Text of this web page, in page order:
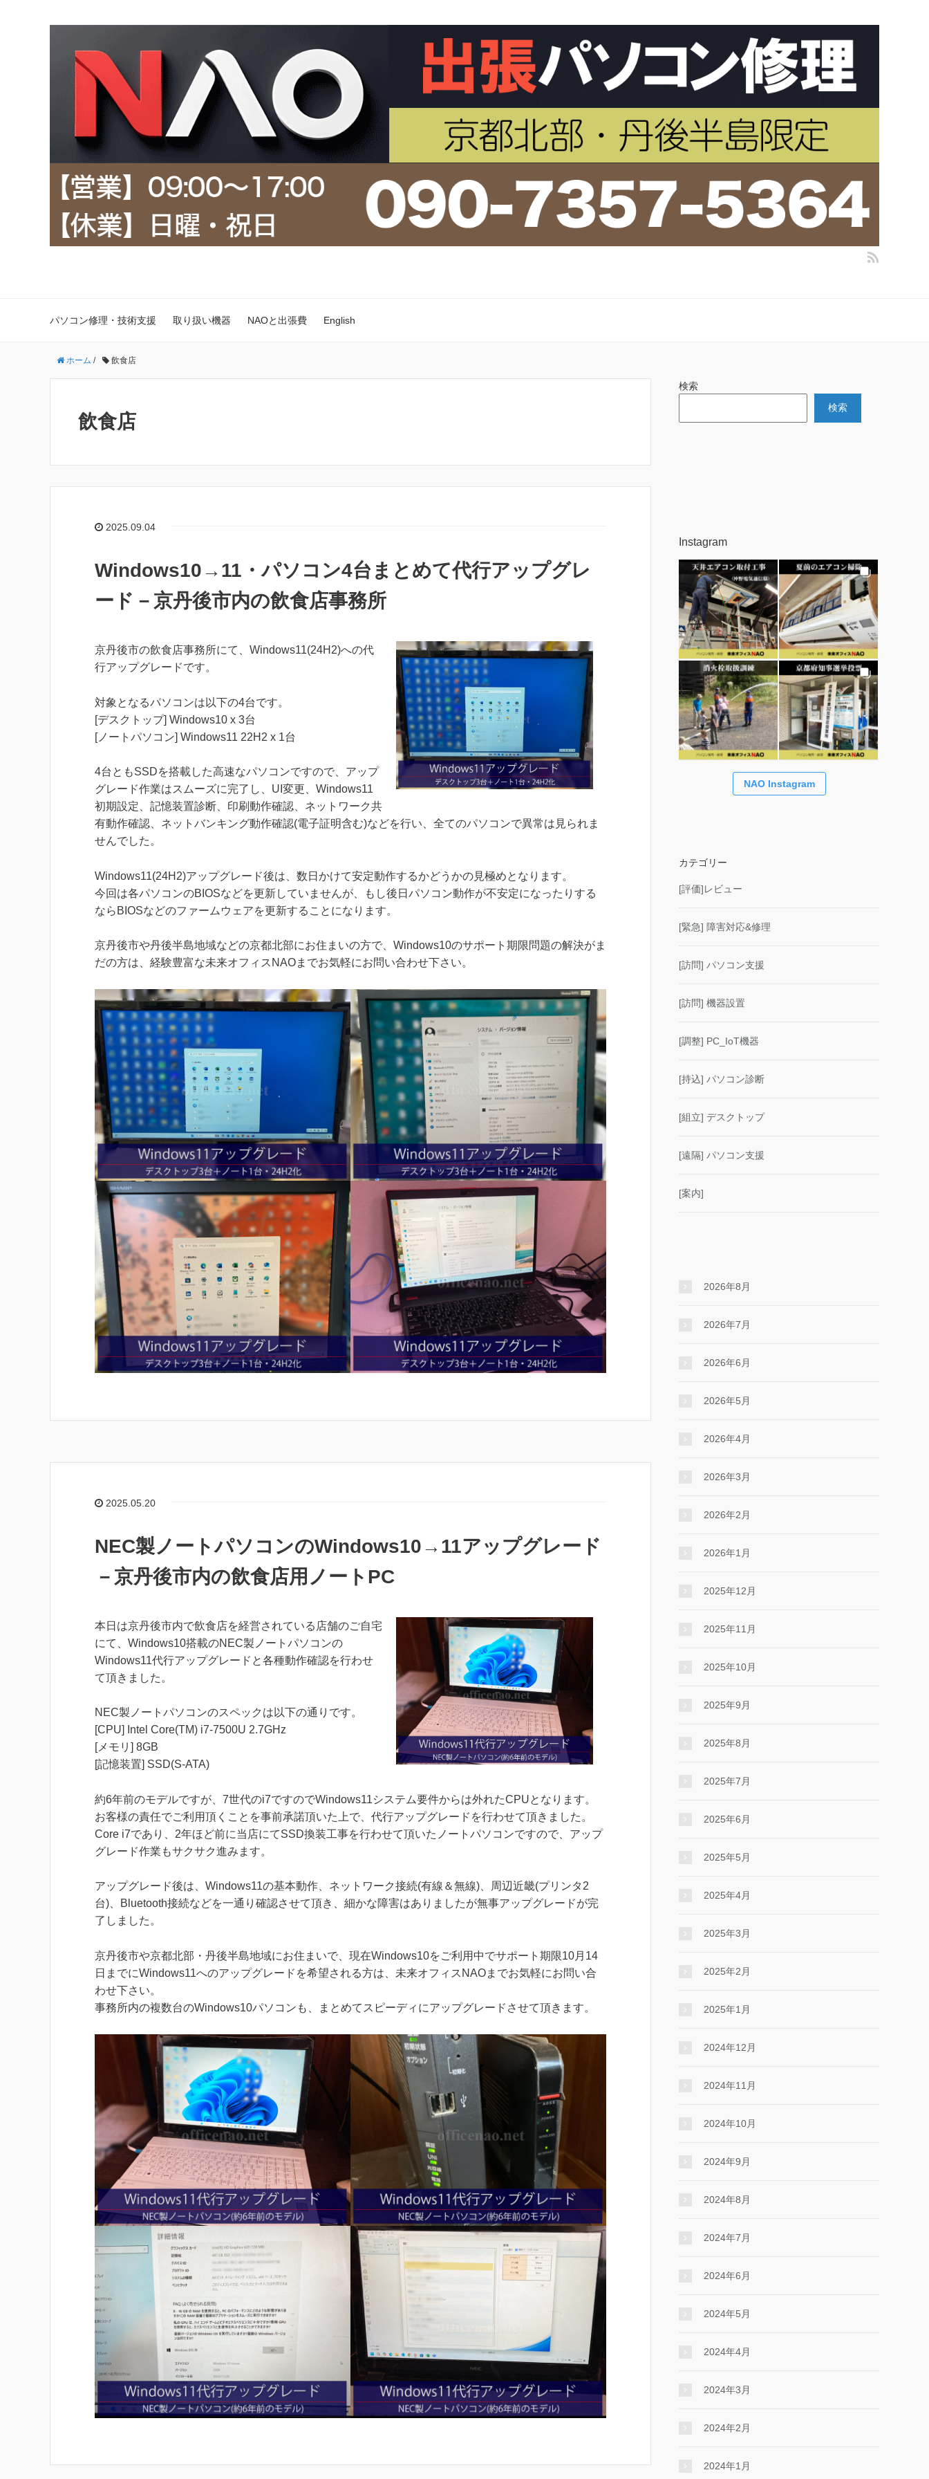
パソコン修理・技術支援 取り扱い機器 NAOと出張費 English
ホーム / 飲食店
飲食店
2025.09.04
Windows10→11・パソコン4台まとめて代行アップグレ
ード－京丹後市内の飲食店事務所
京丹後市の飲食店事務所にて、Windows11(24H2)への代
行アップグレードです。
対象となるパソコンは以下の4台です。
[デスクトップ] Windows10 x 3台
[ノートパソコン] Windows11 22H2 x 1台
4台ともSSDを搭載した高速なパソコンですので、アップ
グレード作業はスムーズに完了し、UI変更、Windows11
初期設定、記憶装置診断、印刷動作確認、ネットワーク共
有動作確認、ネットバンキング動作確認(電子証明含む)などを行い、全てのパソコンで異常は見られま
せんでした。
Windows11(24H2)アップグレード後は、数日かけて安定動作するかどうかの見極めとなります。
今回は各パソコンのBIOSなどを更新していませんが、もし後日パソコン動作が不安定になったりする
ならBIOSなどのファームウェアを更新することになります。
京丹後市や丹後半島地域などの京都北部にお住まいの方で、Windows10のサポート期限問題の解決がま
だの方は、経験豊富な未来オフィスNAOまでお気軽にお問い合わせ下さい。
2025.05.20
NEC製ノートパソコンのWindows10→11アップグレード
－京丹後市内の飲食店用ノートPC
本日は京丹後市内で飲食店を経営されている店舗のご自宅
にて、Windows10搭載のNEC製ノートパソコンの
Windows11代行アップグレードと各種動作確認を行わせ
て頂きました。
NEC製ノートパソコンのスペックは以下の通りです。
[CPU] Intel Core(TM) i7-7500U 2.7GHz
[メモリ] 8GB
[記憶装置] SSD(S-ATA)
約6年前のモデルですが、7世代のi7ですのでWindows11システム要件からは外れたCPUとなります。
お客様の責任でご利用頂くことを事前承諾頂いた上で、代行アップグレードを行わせて頂きました。
Core i7であり、2年ほど前に当店にてSSD換装工事を行わせて頂いたノートパソコンですので、アップ
グレード作業もサクサク進みます。
アップグレード後は、Windows11の基本動作、ネットワーク接続(有線＆無線)、周辺近畿(プリンタ2
台)、Bluetooth接続などを一通り確認させて頂き、細かな障害はありましたが無事アップグレードが完
了しました。
京丹後市や京都北部・丹後半島地域にお住まいで、現在Windows10をご利用中でサポート期限10月14
日までにWindows11へのアップグレードを希望される方は、未来オフィスNAOまでお気軽にお問い合
わせ下さい。
事務所内の複数台のWindows10パソコンも、まとめてスピーディにアップグレードさせて頂きます。
検索
検索
Instagram
NAO Instagram
カテゴリー
[評価]レビュー
[緊急] 障害対応&修理
[訪問] パソコン支援
[訪問] 機器設置
[調整] PC_IoT機器
[持込] パソコン診断
[組立] デスクトップ
[遠隔] パソコン支援
[案内]
2026年8月
2026年7月
2026年6月
2026年5月
2026年4月
2026年3月
2026年2月
2026年1月
2025年12月
2025年11月
2025年10月
2025年9月
2025年8月
2025年7月
2025年6月
2025年5月
2025年4月
2025年3月
2025年2月
2025年1月
2024年12月
2024年11月
2024年10月
2024年9月
2024年8月
2024年7月
2024年6月
2024年5月
2024年4月
2024年3月
2024年2月
2024年1月